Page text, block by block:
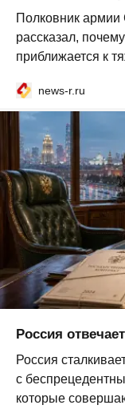
Полковник армии
рассказал,
приближается к
news-r.ru
Россия
Россия
с
которые